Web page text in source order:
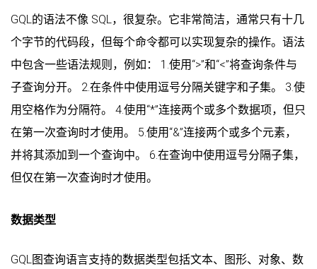
GQL的语法不像 SQL，很复杂。它非常简洁，通常只有十几
个字节的代码段，但每个命令都可以实现复杂的操作。语法
中包含一些语法规则，例如： 1.使用“>”和“<”将查询条件与
子查询分开。 2.在条件中使用逗号分隔关键字和子集。 3.使
用空格作为分隔符。 4.使用“*”连接两个或多个数据项，但只
在第一次查询时才使用。 5.使用“&”连接两个或多个元素，
并将其添加到一个查询中。 6.在查询中使用逗号分隔子集，
但仅在第一次查询时才使用。
数据类型
GQL图查询语言支持的数据类型包括文本、图形、对象、数